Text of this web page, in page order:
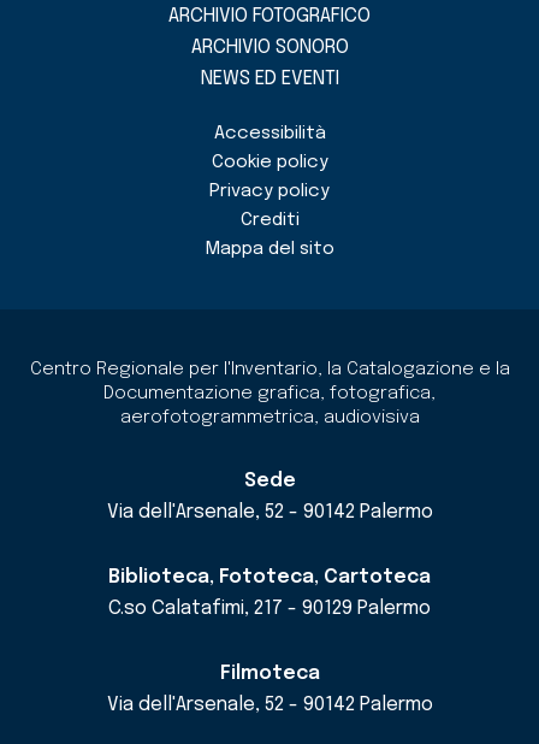
ARCHIVIO FOTOGRAFICO
ARCHIVIO SONORO
NEWS ED EVENTI
Accessibilità
Cookie policy
Privacy policy
Crediti
Mappa del sito
Centro Regionale per l'Inventario, la Catalogazione e la
Documentazione grafica, fotografica,
aerofotogrammetrica, audiovisiva
Sede
Via dell'Arsenale, 52 - 90142 Palermo
Biblioteca, Fototeca, Cartoteca
C.so Calatafimi, 217 - 90129 Palermo
Filmoteca
Via dell'Arsenale, 52 - 90142 Palermo